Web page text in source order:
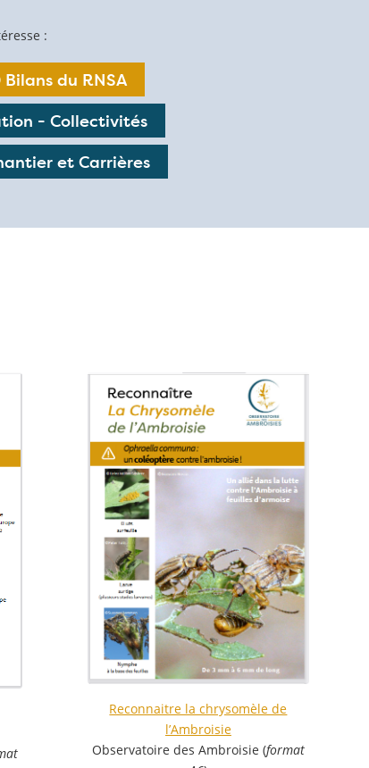
:
Bilans du RNSA
- Collectivités
et Carrières
Reconnaitre la chrysomèle de
l’Ambroisie
Observatoire des Ambroisie (format